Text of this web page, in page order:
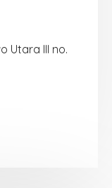
Utara III no.